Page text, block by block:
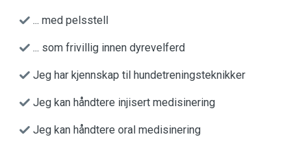
... med pelsstell
... som frivillig innen dyrevelferd
Jeg har kjennskap til hundetreningsteknikker
Jeg kan håndtere injisert medisinering
Jeg kan håndtere oral medisinering